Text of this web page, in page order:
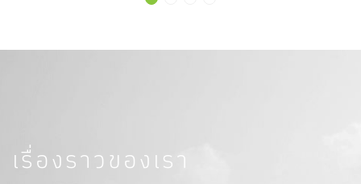
เรื่องราวของเรา